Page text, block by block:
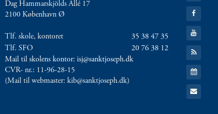
8.0:
Presse
9.0:
Bilingual
Næste
indlæg:
0.-4.
klasse
tilbage
Dag Hammarskjölds Allé 17
2100 København Ø
Tlf. skole, kontoret
35 38 47 35
Tlf. SFO
20 76 38 12
Mail til skolens kontor: isj@sanktjoseph.dk
CVR- nr.: 11-96-28-15
(Mail til webmaster: kib@sanktjoseph.dk)
Twitter
Gå
til:
Facebook
Gå
til:
YouTube
Gå
til:
RSS
feed
Gå
til:
Kalender
Gå
til: